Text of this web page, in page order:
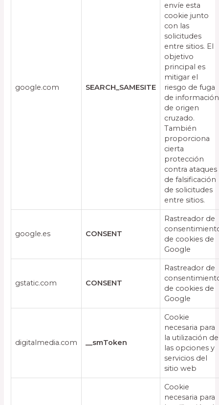
google.com SEARCH_SAMESITE
envíe esta
cookie junto
con las
solicitudes
entre sitios. El
objetivo
principal es
mitigar el
riesgo de fuga
de información
de origen
cruzado.
También
proporciona
cierta
protección
contra ataques
de falsificación
de solicitudes
entre sitios.
google.es CONSENT
Rastreador de
de cookies de
Google
gstatic.com CONSENT
Rastreador de
de cookies de
Google
digitalmedia.com __smToken
Cookie
necesaria para
la utilización de
las opciones y
servicios del
sitio web
Cookie
necesaria para